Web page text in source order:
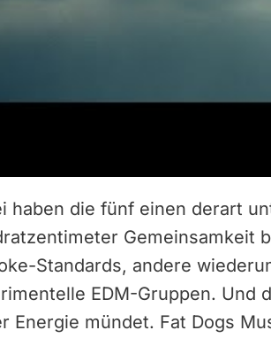
haben die fünf einen derart
Gemeinsamkeit
Standards, andere
EDM-Gruppen. Und
Energie mündet. Fat Dogs